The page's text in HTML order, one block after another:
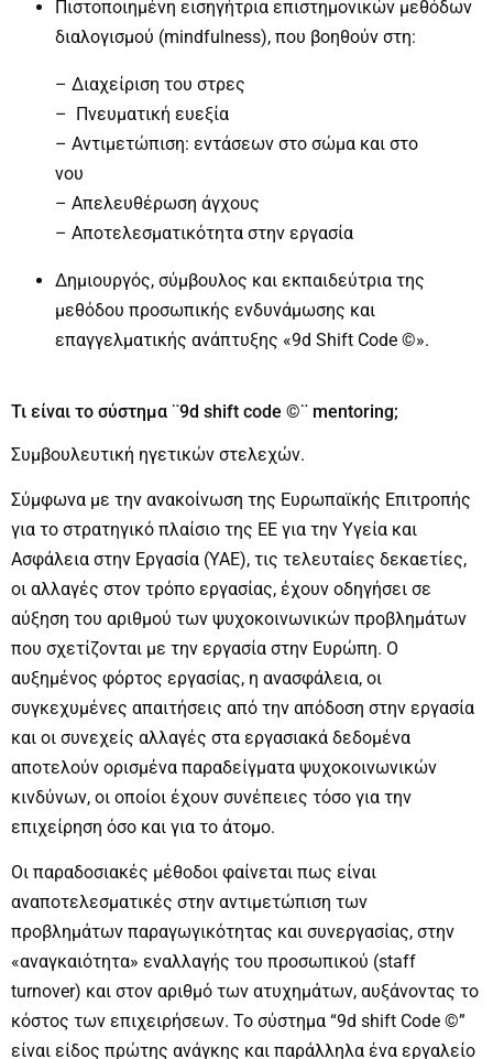
Πιστοποιημένη εισηγήτρια επιστημονικών μεθόδων
διαλογισμού (mindfulness), που βοηθούν στη:
– Διαχείριση του στρες
– Πνευματική ευεξία
– Αντιμετώπιση: εντάσεων στο σώμα και στο
νου
– Aπελευθέρωση άγχους
– Aποτελεσματικότητα στην εργασία
Δημιουργός, σύμβουλος και εκπαιδεύτρια της
μεθόδου προσωπικής ενδυνάμωσης και
επαγγελματικής ανάπτυξης «9d Shift Code ©».
Τι είναι το σύστημα ¨9d shift code ©¨ mentoring;
Συμβουλευτική ηγετικών στελεχών.
Σύμφωνα με την ανακοίνωση της Ευρωπαϊκής Επιτροπής
για το στρατηγικό πλαίσιο της ΕΕ για την Υγεία και
Ασφάλεια στην Εργασία (ΥΑΕ), τις τελευταίες δεκαετίες,
οι αλλαγές στον τρόπο εργασίας, έχουν οδηγήσει σε
αύξηση του αριθμού των ψυχοκοινωνικών προβλημάτων
που σχετίζονται με την εργασία στην Ευρώπη. Ο
αυξημένος φόρτος εργασίας, η ανασφάλεια, οι
συγκεχυμένες απαιτήσεις από την απόδοση στην εργασία
και οι συνεχείς αλλαγές στα εργασιακά δεδομένα
αποτελούν ορισμένα παραδείγματα ψυχοκοινωνικών
κινδύνων, οι οποίοι έχουν συνέπειες τόσο για την
επιχείρηση όσο και για το άτομο.
Οι παραδοσιακές μέθοδοι φαίνεται πως είναι
αναποτελεσματικές στην αντιμετώπιση των
προβλημάτων παραγωγικότητας και συνεργασίας, στην
«αναγκαιότητα» εναλλαγής του προσωπικού (staff
turnover) και στον αριθμό των ατυχημάτων, αυξάνοντας το
κόστος των επιχειρήσεων. Το σύστημα “9d shift Code ©”
είναι είδος πρώτης ανάγκης και παράλληλα ένα εργαλείο